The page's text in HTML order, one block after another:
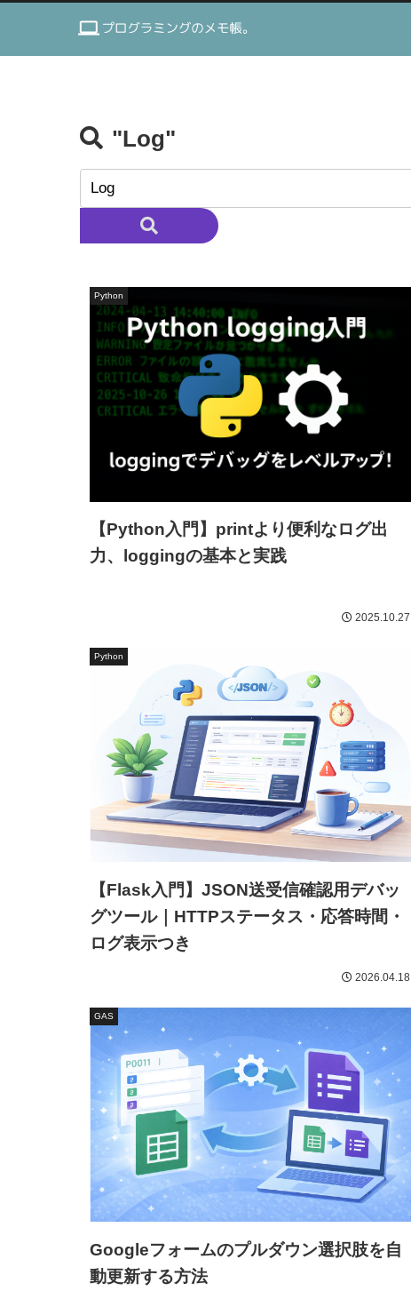
"Log"
Python
【Python入門】printより便利なログ出
力、loggingの基本と実践
2025.10.27
Python
【Flask入門】JSON送受信確認用デバッ
グツール｜HTTPステータス・応答時間・
ログ表示つき
2026.04.18
GAS
Googleフォームのプルダウン選択肢を自
動更新する方法